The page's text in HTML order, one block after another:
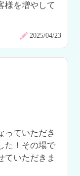
様を増やして
2025/04/23
っていただき
た！その場で
ていただきま